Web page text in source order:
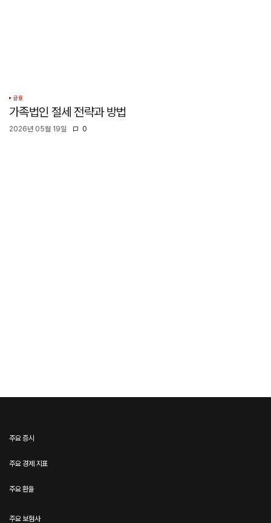
금융
가족법인 절세 전략과 방법
2026년 05월 19일 0
주요 증시
주요 경제 지표
주요 환율
주요 보험사